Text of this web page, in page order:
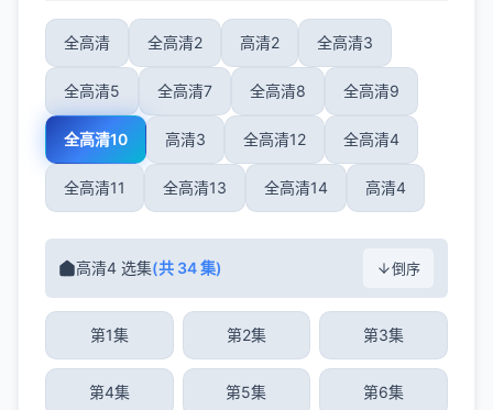
全高清 全高清2 高清2 全高清3
全高清5 全高清7 全高清8 全高清9
全高清10 高清3 全高清12 全高清4
全高清11 全高清13 全高清14 高清4
高清4 选集(共 34 集) 倒序
第1集 第2集 第3集
第4集 第5集 第6集